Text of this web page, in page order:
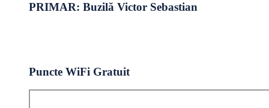
PRIMAR: Buzilă Victor Sebastian
Puncte WiFi Gratuit